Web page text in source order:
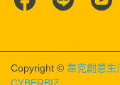
Copyright © 韋克創意生